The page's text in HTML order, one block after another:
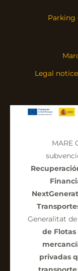
Parking
Legal notice
MARE
Generalitat
de
privadas